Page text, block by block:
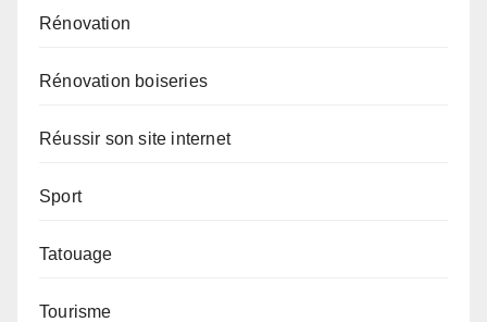
Rénovation
Rénovation boiseries
Réussir son site internet
Sport
Tatouage
Tourisme